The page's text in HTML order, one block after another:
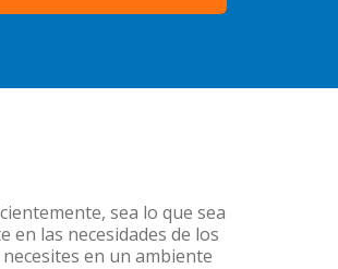
sea lo que sea
las necesidades de los
en un ambiente